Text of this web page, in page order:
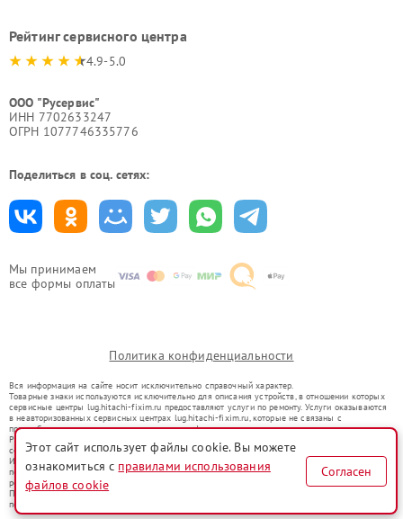
Мы принимаем
все формы оплаты
Рейтинг сервисного центра
4.9-5.0
ООО "Русервис"
ИНН 7702633247
ОГРН 1077746335776
Поделиться в соц. сетях:
Политика конфиденциальности
Вся информация на сайте носит исключительно справочный характер.
Товарные знаки используются исключительно для описания устройств, в отношении которых
сервисные центры lug.hitachi-fixim.ru предоставляют услуги по ремонту. Услуги оказываются
в неавторизованных сервисных центрах lug.hitachi-fixim.ru, которые не связаны с
правообладателями товарных знаков или их официальными представителями.
Ремонт осуществляется для устройств, уже введенных в гражданский оборот в соответствии
со статьей 1487 ГК РФ.
Использование товарных знаков не преследует цели индивидуализации услуг или введения
потребителей в заблуждение, а служит для информирования о предоставляемых услугах по
ремонту техники указанных брендов.
Представленная на сайте информация не является публичной офертой, определяемой
положениями Статьи 437(2) Гражданского кодекса РФ
Этот сайт использует файлы cookie. Вы можете
ознакомиться с правилами использования
файлов cookie
Согласен